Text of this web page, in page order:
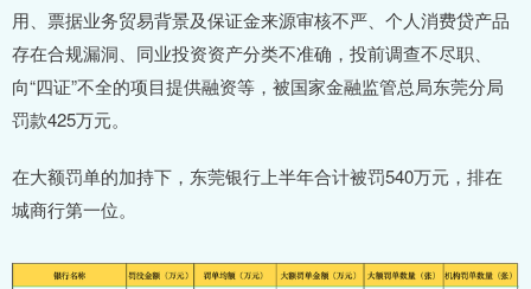
用、票据业务贸易背景及保证金来源审核不严、个人消费贷产品
存在合规漏洞、同业投资资产分类不准确，投前调查不尽职、
向“四证”不全的项目提供融资等，被国家金融监管总局东莞分局
罚款425万元。
在大额罚单的加持下，东莞银行上半年合计被罚540万元，排在
城商行第一位。